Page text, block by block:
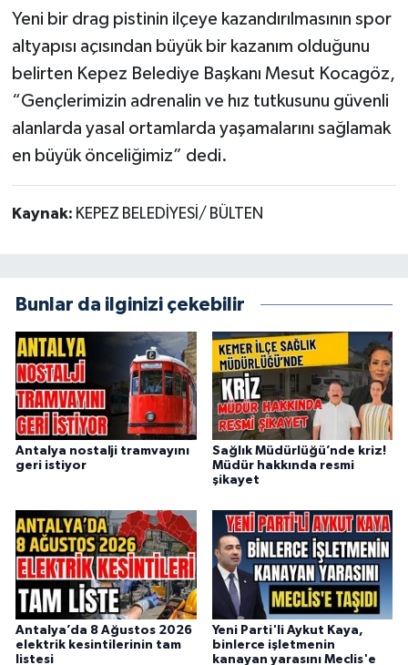
Yeni bir drag pistinin ilçeye kazandırılmasının spor
altyapısı açısından büyük bir kazanım olduğunu
belirten Kepez Belediye Başkanı Mesut Kocagöz,
“Gençlerimizin adrenalin ve hız tutkusunu güvenli
alanlarda yasal ortamlarda yaşamalarını sağlamak
en büyük önceliğimiz” dedi.
Kaynak: KEPEZ BELEDİYESİ/ BÜLTEN
Bunlar da ilginizi çekebilir
Antalya nostalji tramvayını
geri istiyor
Sağlık Müdürlüğü’nde kriz!
Müdür hakkında resmi
şikayet
Antalya’da 8 Ağustos 2026
elektrik kesintilerinin tam
listesi
Yeni Parti'li Aykut Kaya,
binlerce işletmenin
kanayan yarasını Meclis'e